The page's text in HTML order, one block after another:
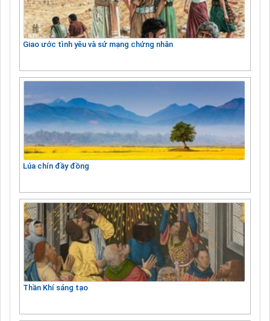
Giao ước tình yêu và sứ mạng chứng nhân
Lúa chín đầy đồng
Thần Khí sáng tạo